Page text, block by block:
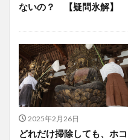
ないの？ 【疑問氷解】
2025年2月26日
どれだけ掃除しても、ホコ